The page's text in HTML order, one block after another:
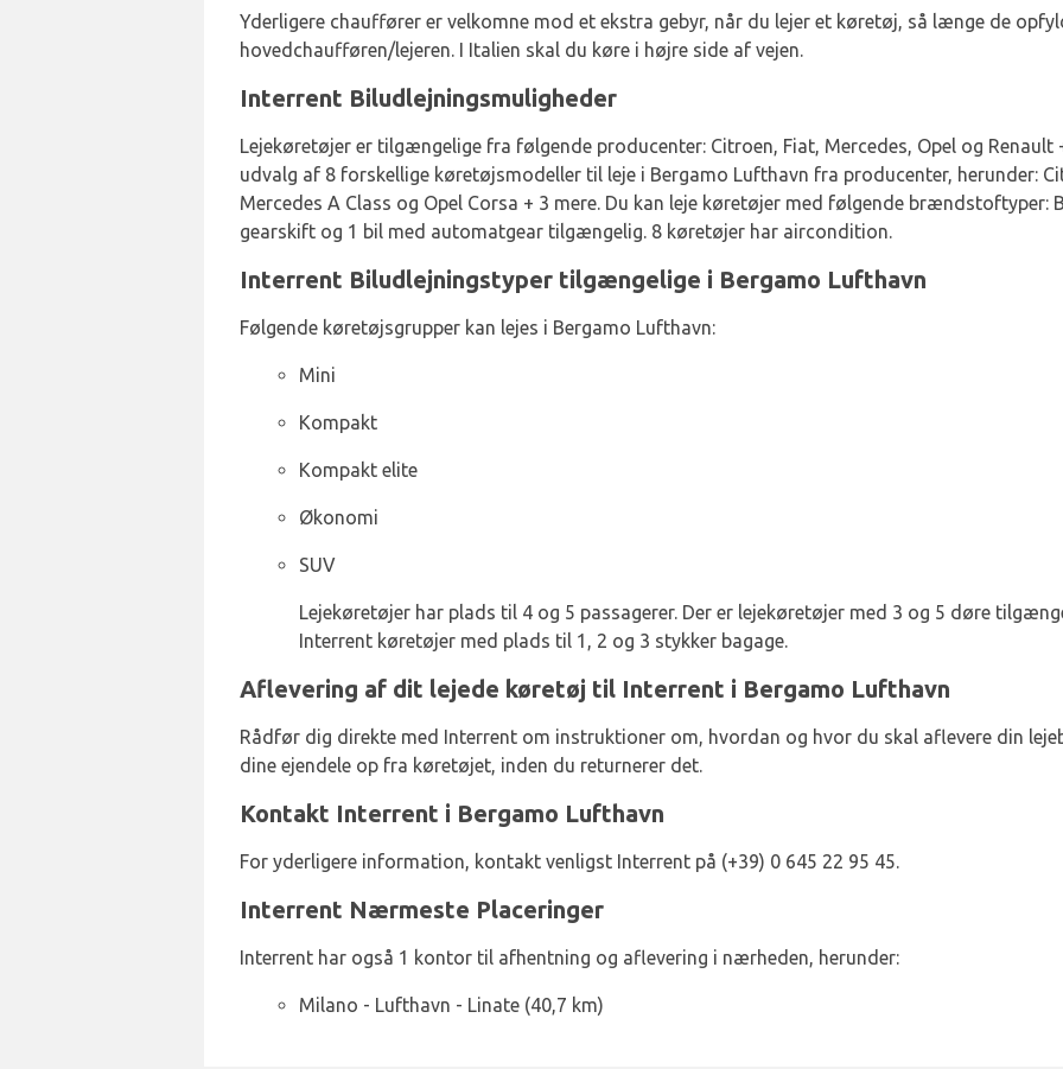
Yderligere chauffører er velkomne mod et ekstra gebyr, når du lejer et køretøj, så længe de
hovedchaufføren/lejeren. I Italien skal du køre i højre side af vejen.
Interrent Biludlejningsmuligheder
Lejekøretøjer er tilgængelige fra følgende producenter: Citroen, Fiat, Mercedes, Opel og Renault
udvalg af 8 forskellige køretøjsmodeller til leje i Bergamo Lufthavn fra producenter, herunder:
Mercedes A Class og Opel Corsa + 3 mere. Du kan leje køretøjer med følgende brændstoftyper:
gearskift og 1 bil med automatgear tilgængelig. 8 køretøjer har aircondition.
Interrent Biludlejningstyper tilgængelige i Bergamo Lufthavn
Følgende køretøjsgrupper kan lejes i Bergamo Lufthavn:
Mini
Kompakt
Kompakt elite
Økonomi
SUV
Lejekøretøjer har plads til 4 og 5 passagerer. Der er lejekøretøjer med 3 og 5 døre
Interrent køretøjer med plads til 1, 2 og 3 stykker bagage.
Aflevering af dit lejede køretøj til Interrent i Bergamo Lufthavn
Rådfør dig direkte med Interrent om instruktioner om, hvordan og hvor du skal aflevere din
dine ejendele op fra køretøjet, inden du returnerer det.
Kontakt Interrent i Bergamo Lufthavn
For yderligere information, kontakt venligst Interrent på (+39) 0 645 22 95 45.
Interrent Nærmeste Placeringer
Interrent har også 1 kontor til afhentning og aflevering i nærheden, herunder:
Milano - Lufthavn - Linate (40,7 km)